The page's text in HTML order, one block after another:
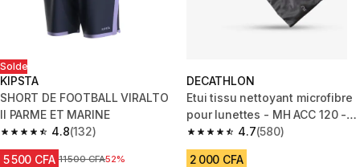
Solde
KIPSTA
SHORT DE FOOTBALL VIRALTO
II PARME ET MARINE
4.8
4.8 out of 5 stars from 132 reviews
(132)
5 500 CFA Prix avant réduction
11 500 CFA52%
DECATHLON
Etui tissu nettoyant microfibre
pour lunettes - MH ACC 120 -
noir
4.7
4.7 out of 5 stars from 580
(580)
2 000 CFA